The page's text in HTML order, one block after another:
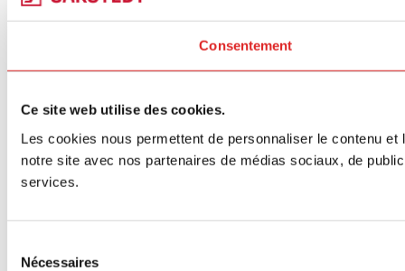
Consentement
Ce site web utilise des cookies.
Les cookies nous permettent de personnaliser le contenu
notre site avec nos partenaires de médias sociaux, de
services.
Nécessaires